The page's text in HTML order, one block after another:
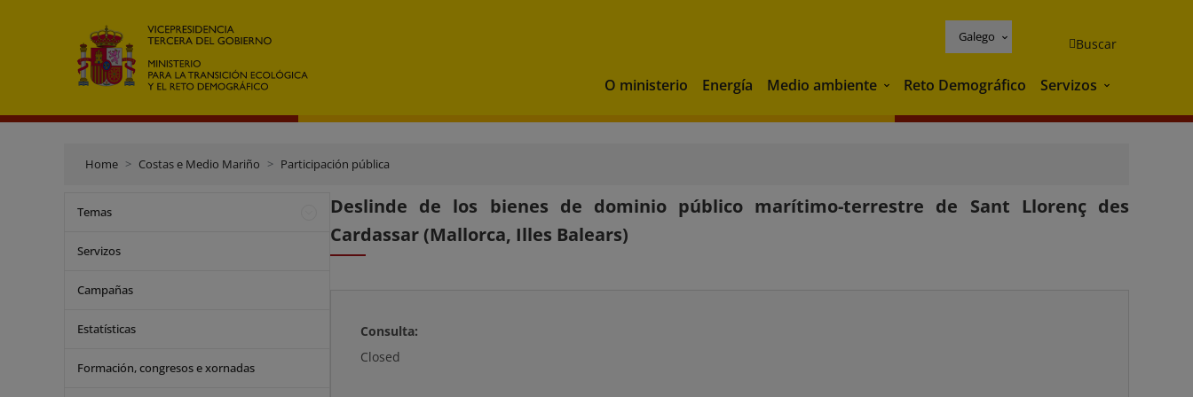
Galego Buscar
O ministerio Energía Medio ambiente Medio ambiente
Reto Demográfico Servizos Servizos
Home Costas e Medio Mariño Participación pública
Temas
Servizos
Campañas
Estatísticas
Formación, congresos e xornadas
Deslinde de los bienes de dominio público marítimo-terrestre de Sant Llorenç des
Cardassar (Mallorca, Illes Balears)
Consulta:
Closed